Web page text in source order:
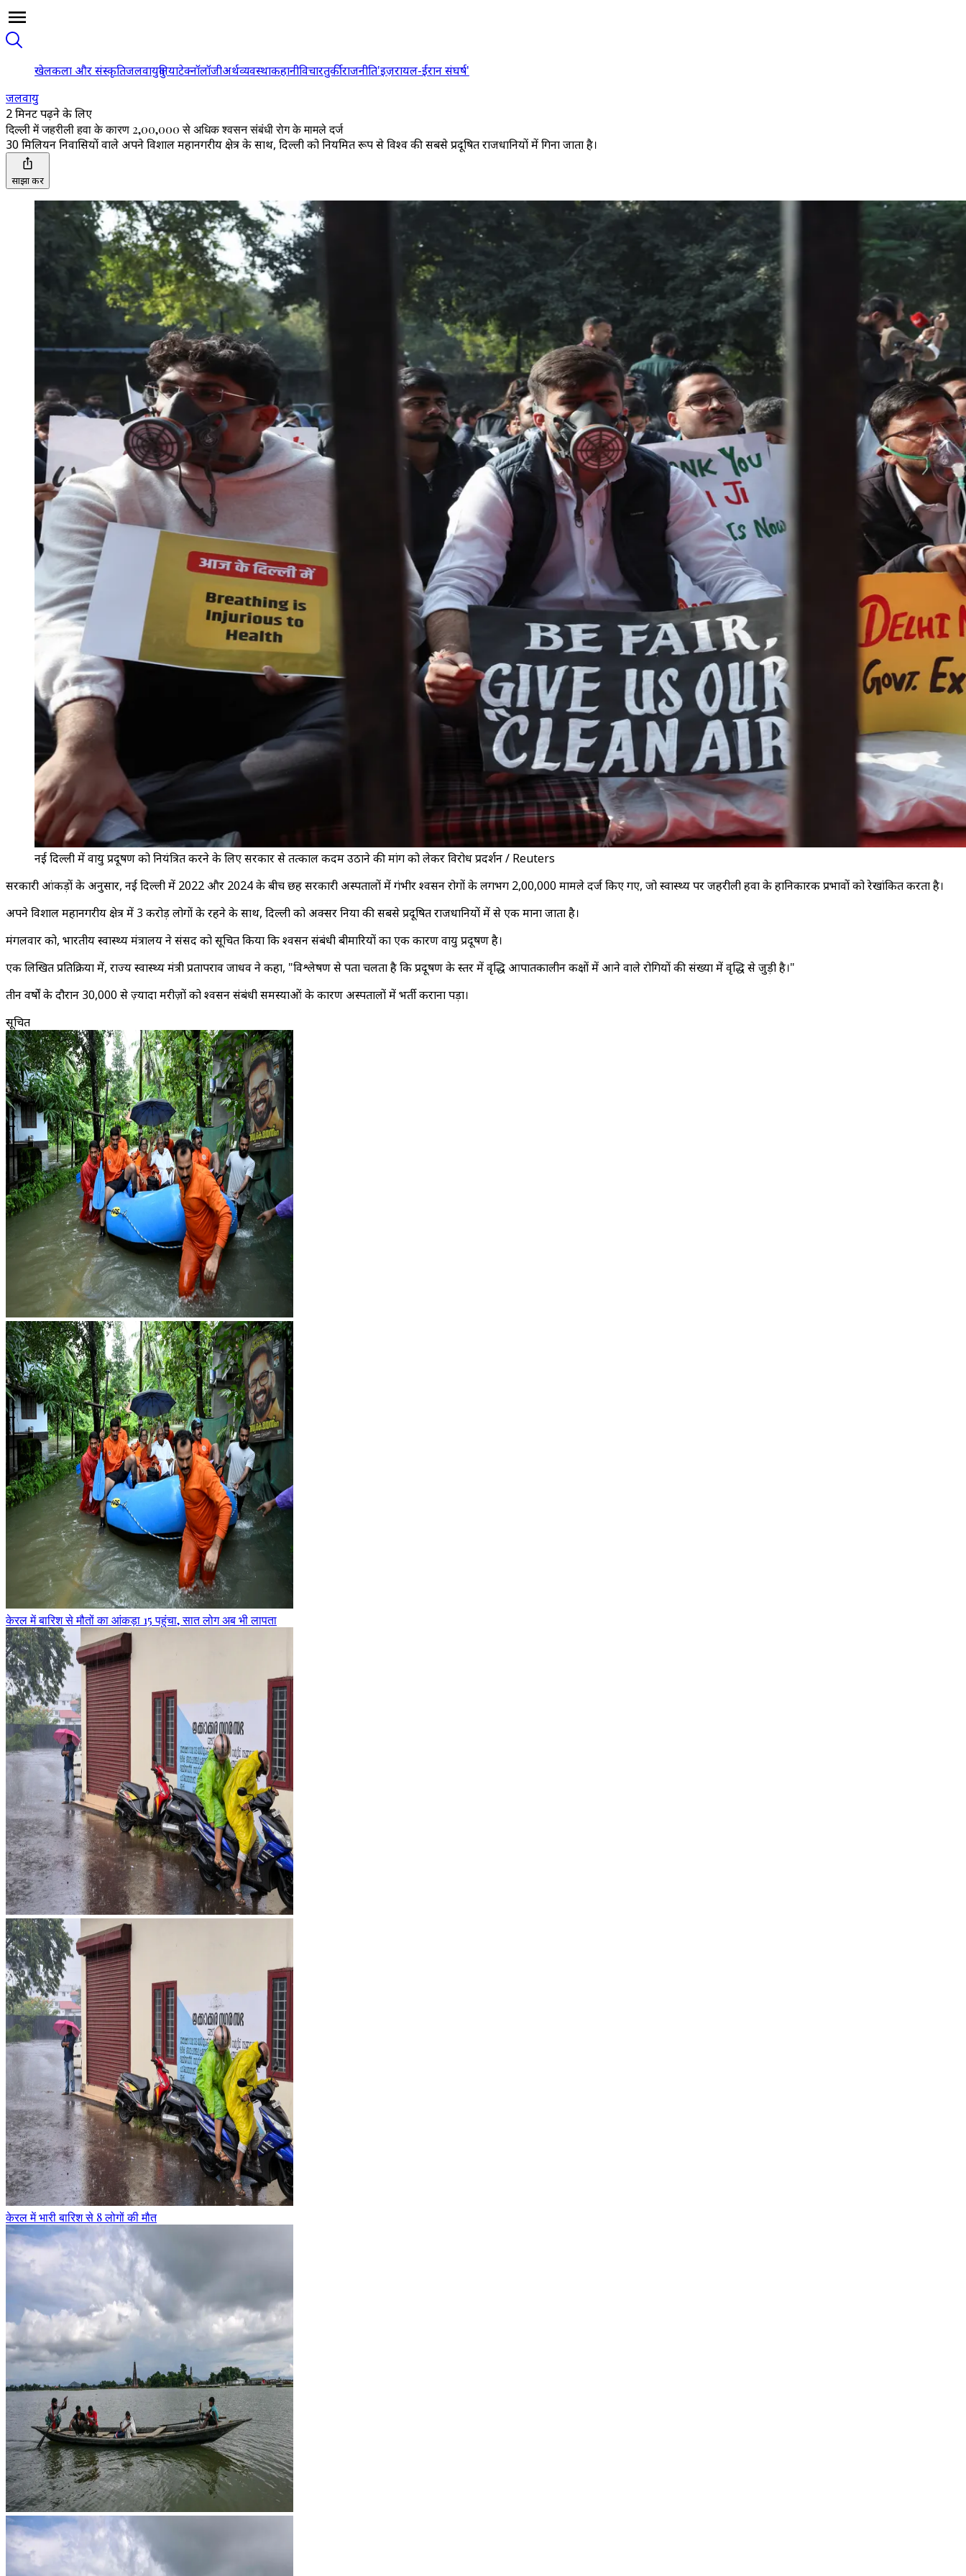
खेलकला और संस्कृतिजलवायुदुनियाटेक्नॉलॉजीअर्थव्यवस्थाकहानीविचारतुर्कीराजनीति'इज़रायल-ईरान संघर्ष'
जलवायु
2 मिनट पढ़ने के लिए
दिल्ली में जहरीली हवा के कारण 2,00,000 से अधिक श्वसन संबंधी रोग के मामले दर्ज
30 मिलियन निवासियों वाले अपने विशाल महानगरीय क्षेत्र के साथ, दिल्ली को नियमित रूप से विश्व की सबसे प्रदूषित राजधानियों में गिना जाता है।
साझा करें
नई दिल्ली में वायु प्रदूषण को नियंत्रित करने के लिए सरकार से तत्काल कदम उठाने की मांग को लेकर विरोध प्रदर्शन / Reuters
सरकारी आंकड़ों के अनुसार, नई दिल्ली में 2022 और 2024 के बीच छह सरकारी अस्पतालों में गंभीर श्वसन रोगों के लगभग 2,00,000 मामले दर्ज किए गए, जो स्वास्थ्य पर जहरीली हवा के हानिकारक प्रभावों को रेखांकित करता है।
अपने विशाल महानगरीय क्षेत्र में 3 करोड़ लोगों के रहने के साथ, दिल्ली को अक्सर दुनिया की सबसे प्रदूषित राजधानियों में से एक माना जाता है।
मंगलवार को, भारतीय स्वास्थ्य मंत्रालय ने संसद को सूचित किया कि श्वसन संबंधी बीमारियों का एक कारण वायु प्रदूषण है।
एक लिखित प्रतिक्रिया में, राज्य स्वास्थ्य मंत्री प्रतापराव जाधव ने कहा, "विश्लेषण से पता चलता है कि प्रदूषण के स्तर में वृद्धि आपातकालीन कक्षों में आने वाले रोगियों की संख्या में वृद्धि से जुड़ी है।"
तीन वर्षों के दौरान 30,000 से ज़्यादा मरीज़ों को श्वसन संबंधी समस्याओं के कारण अस्पतालों में भर्ती कराना पड़ा।
सूचित
केरल में बारिश से मौतों का आंकड़ा 15 पहुंचा, सात लोग अब भी लापता
केरल में भारी बारिश से 8 लोगों की मौत